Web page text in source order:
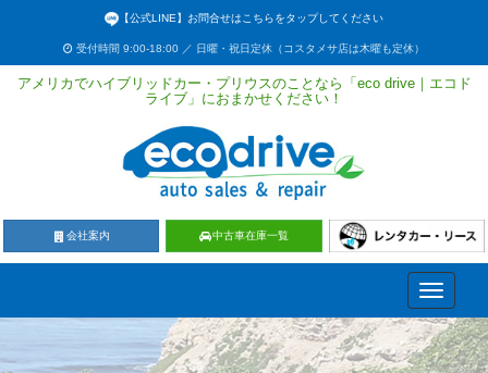
【公式LINE】お問合せはこちらをタップしてください
受付時間 9:00-18:00 ／ 日曜・祝日定休（コスタメサ店は木曜も定休）
アメリカでハイブリッドカー・プリウスのことなら「eco drive｜エコド
ライブ」におまかせください！
会社案内 中古車在庫一覧
Toggle